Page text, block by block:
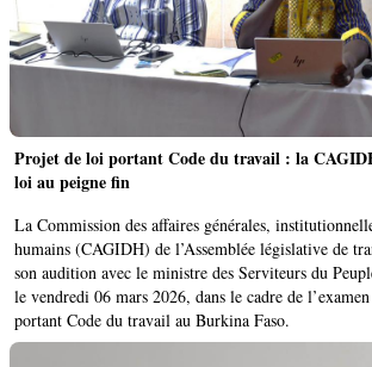
Projet de loi portant Code du travail : la
loi au peigne fin
La Commission des affaires générales,
humains (CAGIDH) de l’Assemblée législative de
son audition avec le ministre des Serviteurs du
le vendredi 06 mars 2026, dans le cadre de
portant Code du travail au Burkina Faso.